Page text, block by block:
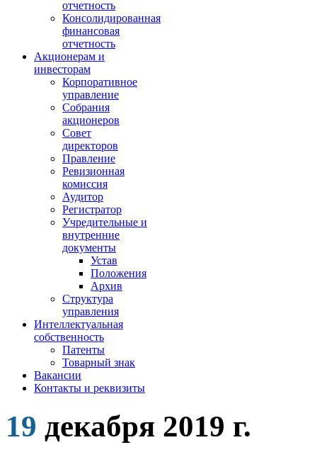
отчетность
Консолидированная
финансовая
отчетность
Акционерам и
инвесторам
Корпоративное
управление
Собрания
акционеров
Совет
директоров
Правление
Ревизионная
комиссия
Аудитор
Регистратор
Учредительные и
внутренние
документы
Устав
Положения
Архив
Структура
управления
Интеллектуальная
собственность
Патенты
Товарный знак
Вакансии
Контакты и реквизиты
19 декабря 2019 г.